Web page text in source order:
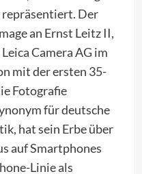
repräsentiert. Der
an Ernst Leitz II,
Camera AG im
mit der ersten 35-
Fotografie
für deutsche
hat sein Erbe über
auf Smartphones
Linie als